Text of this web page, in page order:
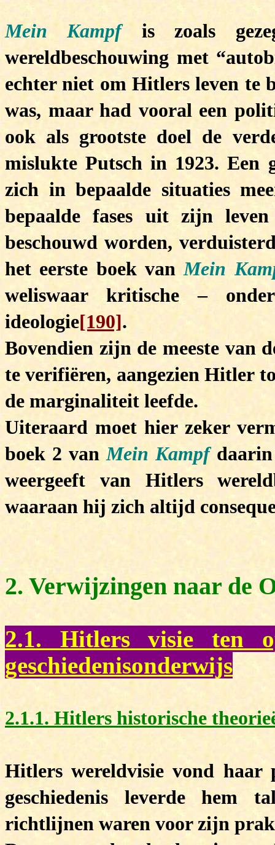
Mein Kampfis zoals
wereldbeschouwing met
echter niet om Hitlers leven te
was, maar had vooral een
ook als grootste doel de
mislukte Putsch in 1923.
zich in bepaalde situaties
bepaalde fases uit zijn
beschouwd worden,
het eerste boek vanMein
weliswaar kritische –
ideologie[190].
Bovendien zijn de meeste van
te verifiëren, aangezien Hitler
de marginaliteit leefde.
Uiteraard moet hier zeker
boek 2 vanMein Kampfdaarin
weergeeft van Hitlers
waaraan hij zich altijd
2. Verwijzingen naar de
2.1. Hitlers visie ten
geschiedenisonderwijs
2.1.1. Hitlers historische
Hitlers wereldvisie vond haar
geschiedenis leverde hem
richtlijnen waren voor zijn